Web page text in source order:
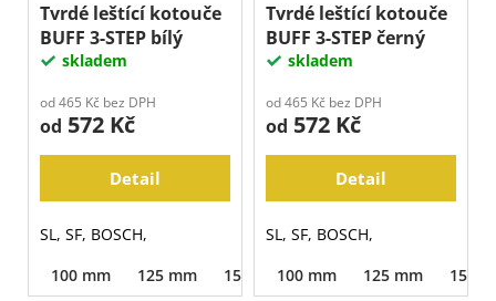
Tvrdé leštící kotouče
BUFF 3-STEP bílý
skladem
od 465 Kč bez DPH
od 572 Kč
Detail
SL, SF, BOSCH,
100 mm
125 mm 150 mm
Tvrdé leštící kotouče
BUFF 3-STEP černý
skladem
od 465 Kč bez DPH
od 572 Kč
Detail
SL, SF, BOSCH,
100 mm
125 mm 150